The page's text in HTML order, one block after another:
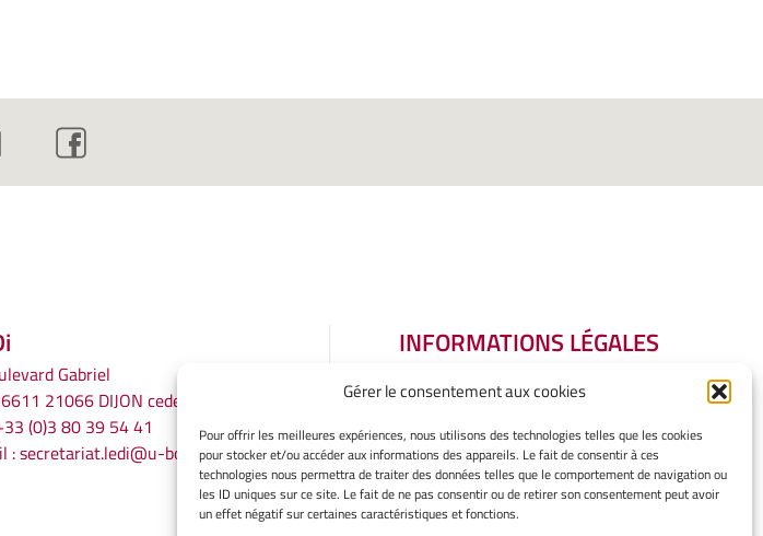
Gérer le consentement aux cookies
Pour offrir les meilleures expériences, nous utilisons des technologies telles que les cookies
pour stocker et/ou accéder aux informations des appareils. Le fait de consentir à ces
technologies nous permettra de traiter des données telles que le comportement de navigation ou
les ID uniques sur ce site. Le fait de ne pas consentir ou de retirer son consentement peut avoir
un effet négatif sur certaines caractéristiques et fonctions.
Gabriel
21066 DIJON cedex
(0)3 80 39 54 41
:secretariat.ledi@u-bourgogne.fr
INFORMATIONS LÉGALES
Gérer mes cookies
Politique de cookies
Déclaration de confidentialité
Avertissement